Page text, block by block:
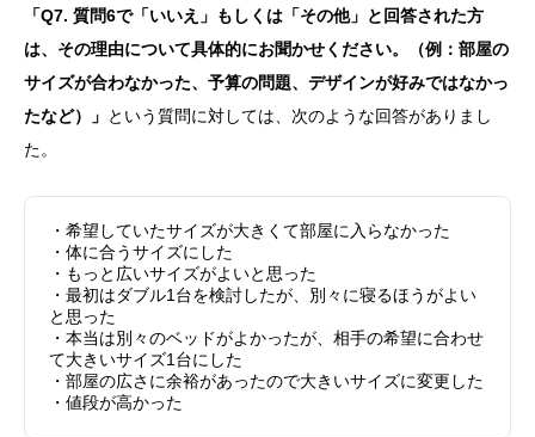
「Q7. 質問6で「いいえ」もしくは「その他」と回答された方
は、その理由について具体的にお聞かせください。（例：部屋の
サイズが合わなかった、予算の問題、デザインが好みではなかっ
たなど）」 という質問に対しては、次のような回答がありまし
た。
・希望していたサイズが大きくて部屋に入らなかった
・体に合うサイズにした
・もっと広いサイズがよいと思った
・最初はダブル1台を検討したが、別々に寝るほうがよい
と思った
・本当は別々のベッドがよかったが、相手の希望に合わせ
て大きいサイズ1台にした
・部屋の広さに余裕があったので大きいサイズに変更した
・値段が高かった